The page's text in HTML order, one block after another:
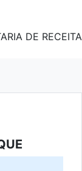
DE RECEITA